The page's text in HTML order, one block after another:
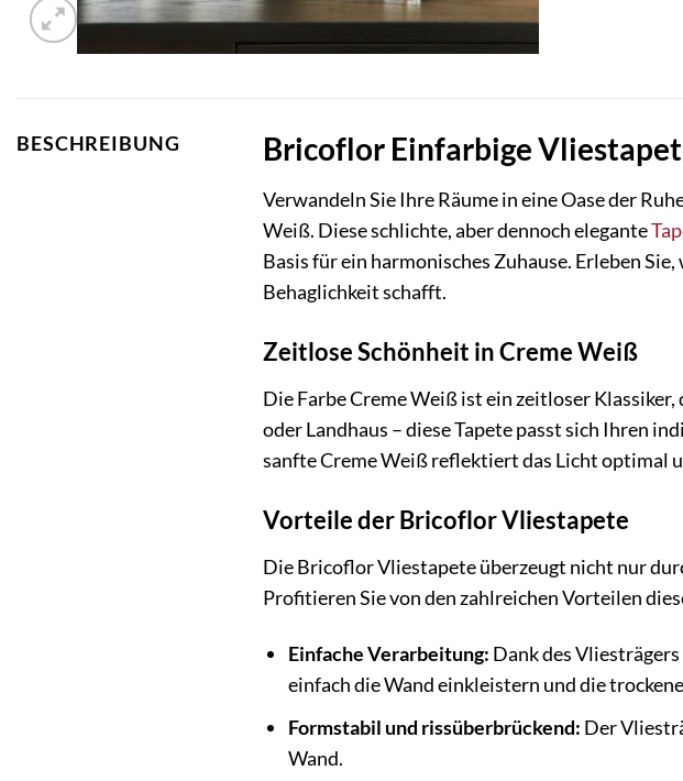
BESCHREIBUNG Bricoflor Einfarbige
Verwandeln Sie Ihre Räume in eine Oase der
Weiß. Diese schlichte, aber dennoch elegante
Basis für ein harmonisches Zuhause. Erleben
Behaglichkeit schafft.
Zeitlose Schönheit in Creme Weiß
Die Farbe Creme Weiß ist ein zeitloser
oder Landhaus – diese Tapete passt sich Ihren
sanfte Creme Weiß reflektiert das Licht optimal
Vorteile der Bricoflor Vliestapete
Die Bricoflor Vliestapete überzeugt nicht nur
Profitieren Sie von den zahlreichen Vorteilen
Einfache Verarbeitung: Dank des
einfach die Wand einkleistern und die
Formstabil und rissüberbrückend: Der
Wand.